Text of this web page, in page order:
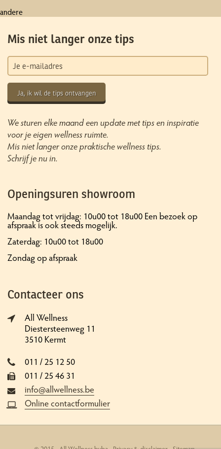
andere
Mis niet langer onze tips
Ja, ik wil de tips ontvangen
We sturen elke maand een update met tips en inspiratie
voor je eigen wellness ruimte.
Mis niet langer onze praktische wellness tips.
Schrijf je nu in.
Openingsuren showroom
Maandag tot vrijdag: 10u00 tot 18u00 Een bezoek op
afspraak is ook steeds mogelijk.
Zaterdag: 10u00 tot 18u00
Zondag op afspraak
Contacteer ons
All Wellness
Diestersteenweg 11
3510 Kermt
011 / 25 12 50
011 / 25 46 31
info@allwellness.be
Online contactformulier